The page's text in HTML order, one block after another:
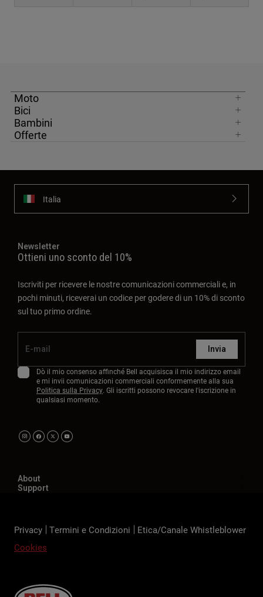
Moto
Bici
Bambini
Offerte
Italia
Newsletter
Ottieni uno sconto del 10%
Iscriviti per ricevere le nostre comunicazioni commerciali e, in
pochi minuti, riceverai un codice per godere di un 10% di sconto
sul tuo primo ordine.
Invia
Dò il mio consenso affinché Bell acquisisca il mio indirizzo email
e mi invii comunicazioni commerciali conformemente alla sua
Politica sulla Privacy. Gli iscritti possono revocare l'iscrizione in
qualsiasi momento.
About
Support
Privacy Termini e Condizioni
Etica/Canale Whistleblower
Cookies